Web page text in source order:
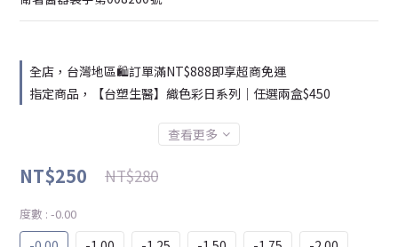
全店，台灣地區🛍️訂單滿NT$888即享超商免運
指定商品，【台塑生醫】織色彩日系列｜任選兩盒$450
查看更多
NT$250 NT$280
度數 : -0.00